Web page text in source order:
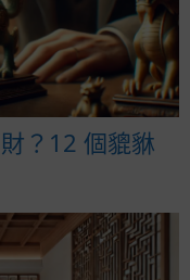
？12 個貔貅